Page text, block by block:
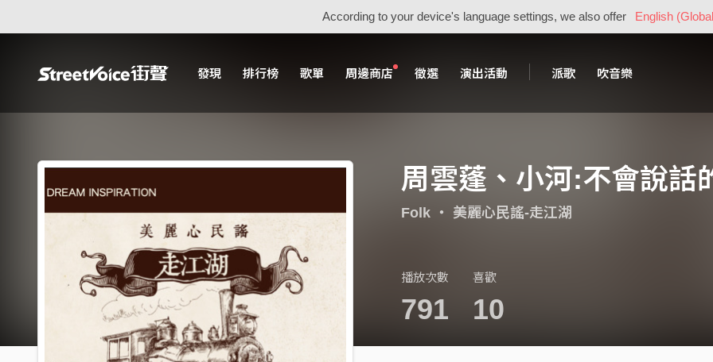
According to your device's language settings, we also offer English
發現 排行榜 歌單 周邊商店 徵選 演出活動 派歌 吹音樂
周雲蓬、小河:不會說話
Folk・ 美麗心民謠-走江湖
播放次數
791
喜歡
10